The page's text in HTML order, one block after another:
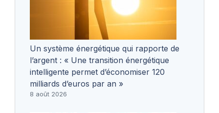
Un système énergétique qui rapporte de
l’argent : « Une transition énergétique
intelligente permet d’économiser 120
milliards d’euros par an »
8 août 2026